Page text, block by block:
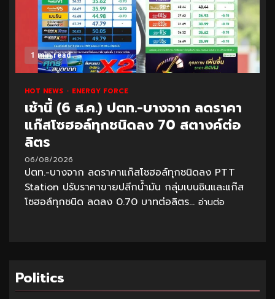
1 min read
HOT NEWS ENERGY FORCE
เช้านี้ (6 ส.ค.) ปตท.-บางจาก ลดราคา
แก๊สโซฮอล์ทุกชนิดลง 70 สตางค์ต่อ
ลิตร
06/08/2026
ปตท.-บางจาก ลดราคาแก๊สโซฮอล์ทุกชนิดลง PTT
Station ปรับราคาขายปลีกน้ำมัน กลุ่มเบนซินและแก๊ส
โซฮอล์ทุกชนิด ลดลง 0.70 บาทต่อลิตร... อ่านต่อ
Politics